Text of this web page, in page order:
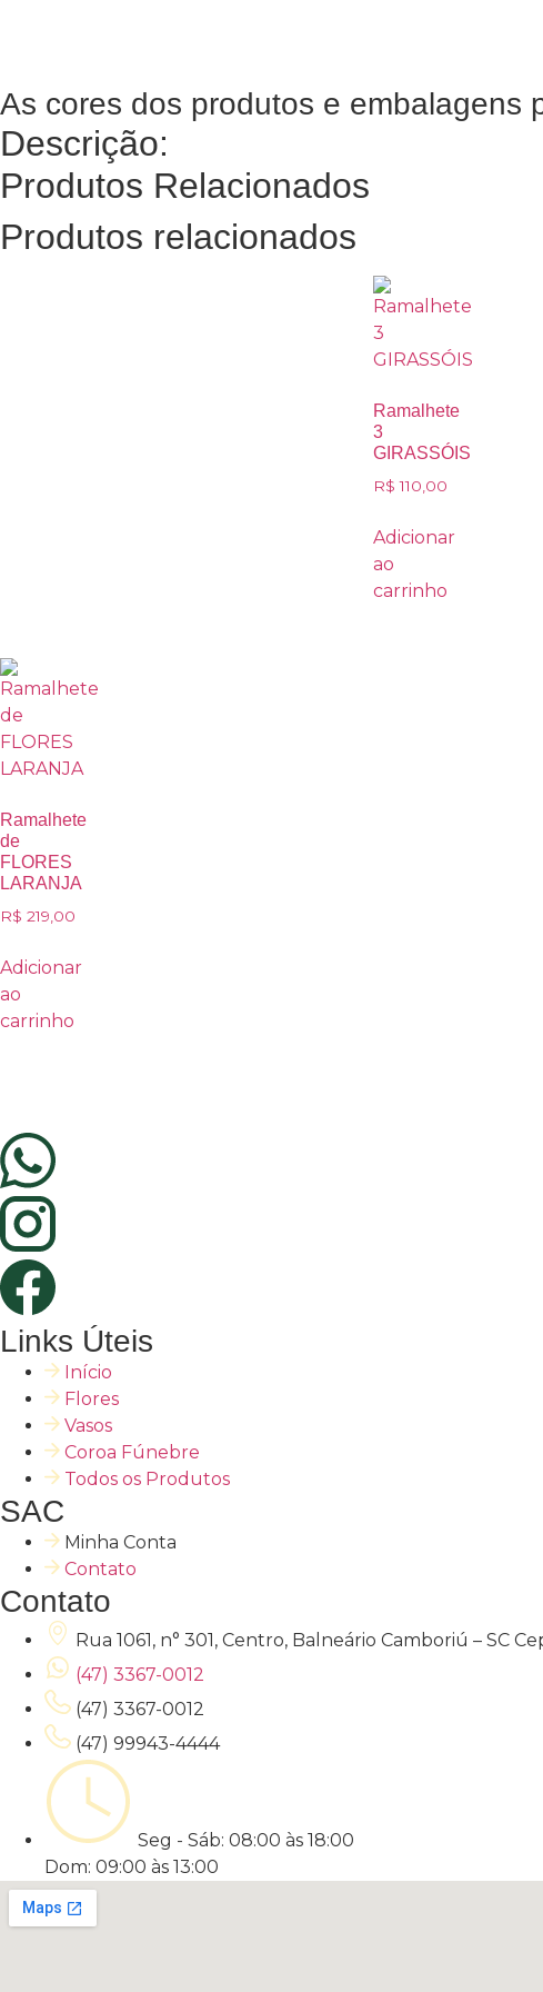
As cores dos produtos e embalagens
Descrição:
Produtos Relacionados
Produtos relacionados
Ramalhete
3
GIRASSÓIS
R$ 110,00
Adicionar
ao
carrinho
Ramalhete
de
FLORES
LARANJA
R$ 219,00
Adicionar
ao
carrinho
Links Úteis
Início
Flores
Vasos
Coroa Fúnebre
Todos os Produtos
SAC
Minha Conta
Contato
Contato
Rua 1061, n° 301, Centro, Balneário Camboriú – SC
(47) 3367-0012
(47) 3367-0012
(47) 99943-4444
Seg - Sáb: 08:00 às 18:00
Dom: 09:00 às 13:00